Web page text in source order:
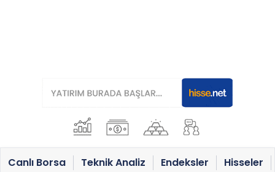
Canlı Borsa Teknik Analiz Endeksler Hisseler